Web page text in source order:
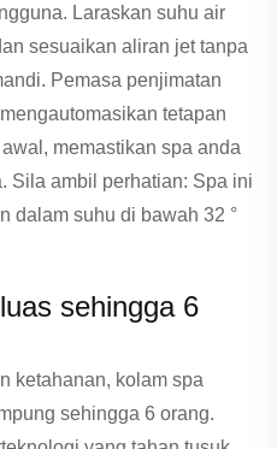
Laraskan suhu air
sesuaikan aliran jet tanpa
Pemasa penjimatan
tetapan
memastikan spa anda
Sila ambil perhatian: Spa ini
dalam suhu di bawah 32 °
sehingga 6
ketahanan, kolam spa
sehingga 6 orang.